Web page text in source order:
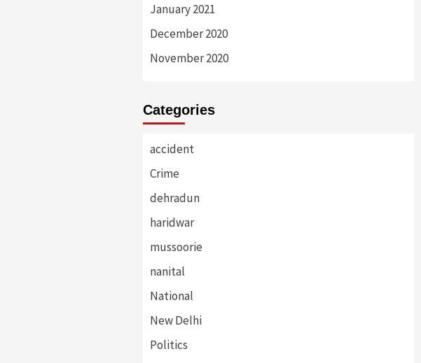
January 2021
December 2020
November 2020
Categories
accident
Crime
dehradun
haridwar
mussoorie
nanital
National
New Delhi
Politics